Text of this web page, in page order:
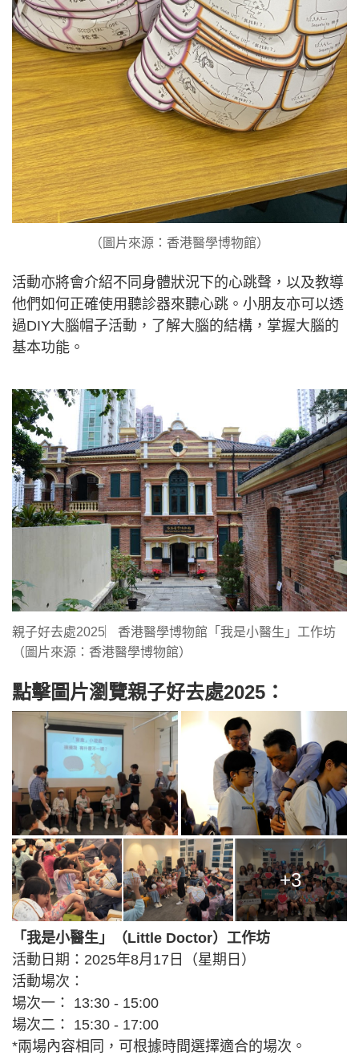
（圖片來源：香港醫學博物館）
活動亦將會介紹不同身體狀況下的心跳聲，以及教導
他們如何正確使用聽診器來聽心跳。小朋友亦可以透
過DIY大腦帽子活動，了解大腦的結構，掌握大腦的
基本功能。
親子好去處2025︳香港醫學博物館「我是小醫生」工作坊
（圖片來源：香港醫學博物館）
點擊圖片瀏覽親子好去處2025：
+3
「我是小醫生」（Little Doctor）工作坊
活動日期：2025年8月17日（星期日）
活動場次：
場次一： 13:30 - 15:00
場次二： 15:30 - 17:00
*兩場內容相同，可根據時間選擇適合的場次。